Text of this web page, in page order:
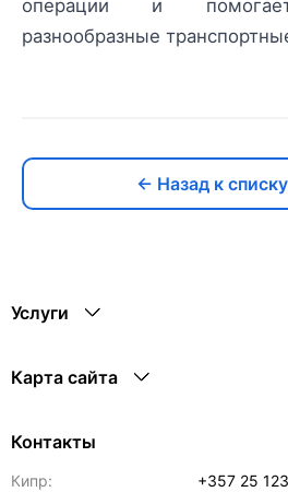
операции и помогает
разнообразные
← Назад к
Услуги
Карта сайта
Контакты
Кипр:
+357 25